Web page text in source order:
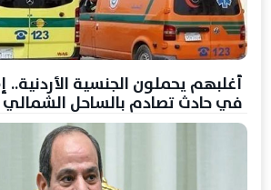
في حادث تصادم بالساحل الشمالي